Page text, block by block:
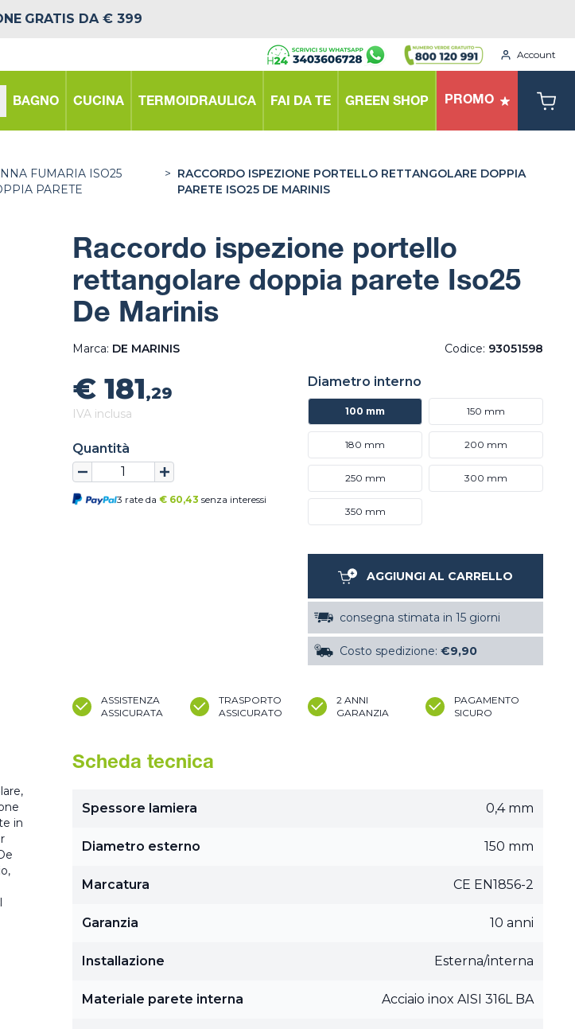
GRATIS DA € 399
Account
BAGNO CUCINA TERMOIDRAULICA FAI DA TE GREEN SHOP PROMO
FUMARIA ISO25
PARETE
> RACCORDO ISPEZIONE PORTELLO RETTANGOLARE DOPPIA
PARETE ISO25 DE MARINIS
Raccordo ispezione portello
rettangolare doppia parete Iso25
De Marinis
Marca: DE MARINIS Codice: 93051598
€ 181,29
IVA inclusa
Quantità
3 rate da € 60,43 senza interessi
Diametro interno
100 mm 150 mm
180 mm 200 mm
250 mm 300 mm
350 mm
AGGIUNGI AL CARRELLO
consegna stimata in 15 giorni
Costo spedizione: €9,90
ASSISTENZA
ASSICURATA
TRASPORTO
ASSICURATO
2 ANNI
GARANZIA
PAGAMENTO
SICURO
in
Scheda tecnica
Spessore lamiera 0,4 mm
Diametro esterno 150 mm
Marcatura CE EN1856-2
Garanzia 10 anni
Installazione Esterna/interna
Materiale parete interna Acciaio inox AISI 316L BA